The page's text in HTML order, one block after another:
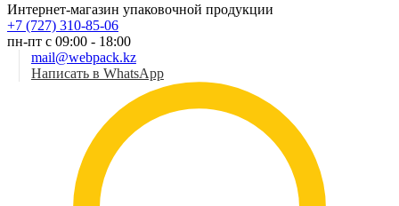
Интернет-магазин упаковочной продукции
+7 (727) 310-85-06
пн-пт с 09:00 - 18:00
mail@webpack.kz
Написать в WhatsApp